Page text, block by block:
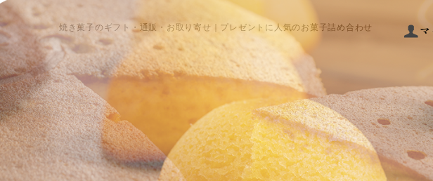
焼き菓子のギフト・通販・お取り寄せ｜プレゼントに人気のお菓子詰め合わせ